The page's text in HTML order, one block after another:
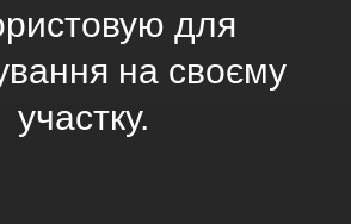
для
на своєму
участку.